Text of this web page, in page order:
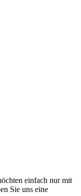
einfach nur mit
Sie uns eine